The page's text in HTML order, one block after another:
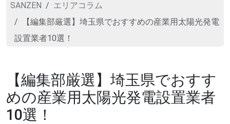
SANZEN
エリアコラム
【編集部厳選】埼玉県でおすすめの産業用太陽光発電
設置業者10選！
【編集部厳選】埼玉県でおすす
めの産業用太陽光発電設置業者
10選！